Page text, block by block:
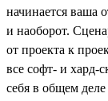
начинается ваша
и наоборот.
от проекта к
все софт- и хард-
себя в общем